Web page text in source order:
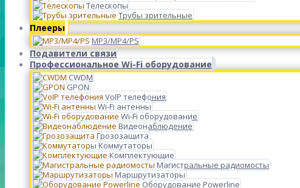
Телескопы
Трубы зрительные
Плееры
MP3/MP4/PS
Подавители связи
Профессиональное Wi-Fi оборудование
CWDM
GPON
VoIP телефония
Wi-Fi антенны
Wi-Fi оборудование
Видеонаблюдение
Грозозащита
Коммутаторы
Комплектующие
Магистральные радиомосты
Маршрутизаторы
Оборудование Powerline